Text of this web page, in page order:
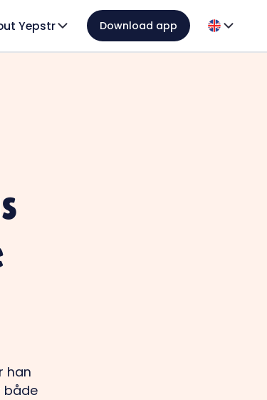
Yepstr Download app
han
både